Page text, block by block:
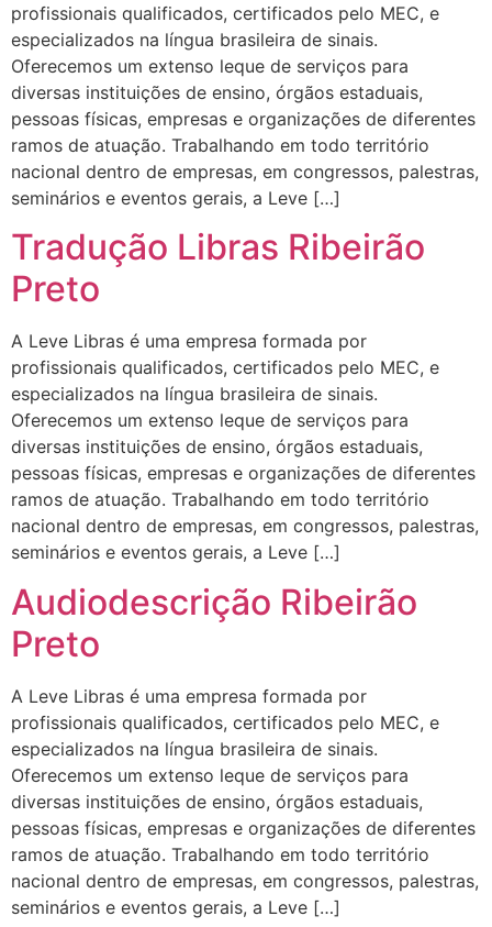
profissionais qualificados, certificados pelo MEC, e
especializados na língua brasileira de sinais.
Oferecemos um extenso leque de serviços para
diversas instituições de ensino, órgãos estaduais,
pessoas físicas, empresas e organizações de diferentes
ramos de atuação. Trabalhando em todo território
nacional dentro de empresas, em congressos, palestras,
seminários e eventos gerais, a Leve […]
Tradução Libras Ribeirão
Preto
A Leve Libras é uma empresa formada por
profissionais qualificados, certificados pelo MEC, e
especializados na língua brasileira de sinais.
Oferecemos um extenso leque de serviços para
diversas instituições de ensino, órgãos estaduais,
pessoas físicas, empresas e organizações de diferentes
ramos de atuação. Trabalhando em todo território
nacional dentro de empresas, em congressos, palestras,
seminários e eventos gerais, a Leve […]
Audiodescrição Ribeirão
Preto
A Leve Libras é uma empresa formada por
profissionais qualificados, certificados pelo MEC, e
especializados na língua brasileira de sinais.
Oferecemos um extenso leque de serviços para
diversas instituições de ensino, órgãos estaduais,
pessoas físicas, empresas e organizações de diferentes
ramos de atuação. Trabalhando em todo território
nacional dentro de empresas, em congressos, palestras,
seminários e eventos gerais, a Leve […]